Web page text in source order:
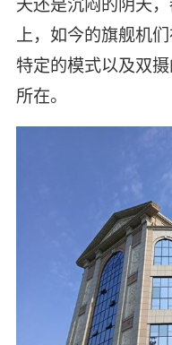
上，如今的旗舰机
特定的模式以及双
所在。